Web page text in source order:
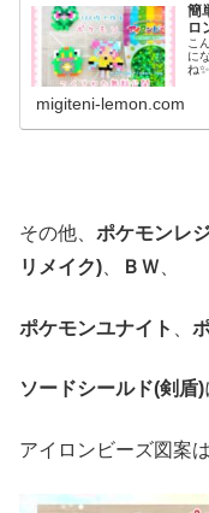
簡
ロ
こ
に
ね
migiteni-lemon.com
その他、 ポケモンレ
リメイク)、 ＢＷ、
ポケモンユナイト
ソードシールド(剣盾)
アイロンビーズ図案は